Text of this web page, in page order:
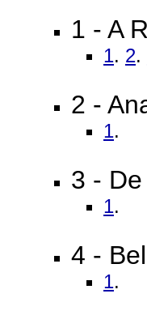
1 - A
1. 2.
2 -
1.
3 -
1.
4 -
1.